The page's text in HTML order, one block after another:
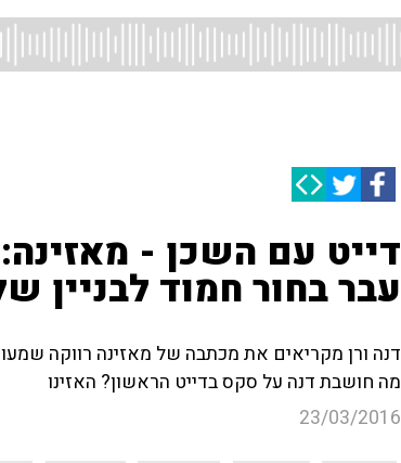
דייט עם השכן -
עבר בחור חמוד לבניין
דנה ורן מקריאים את מכתבה של מאזינה רווקה
מה חושבת דנה על סקס בדייט הראשון? האזינו
23/03/2016